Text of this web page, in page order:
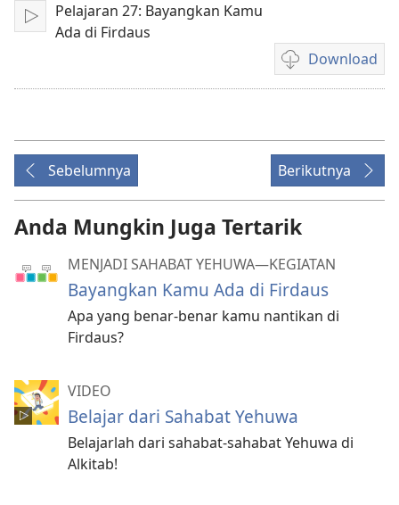
Mainkan
Pelajaran 27: Bayangkan Kamu
Ada di Firdaus
Download
Pilihan
download
Sebelumnya Berikutnya
Anda Mungkin Juga Tertarik
MENJADI SAHABAT YEHUWA—KEGIATAN
Bayangkan Kamu Ada di Firdaus
Apa yang benar-benar kamu nantikan di
Firdaus?
VIDEO
Belajar dari Sahabat Yehuwa
Belajarlah dari sahabat-sahabat Yehuwa di
Alkitab!